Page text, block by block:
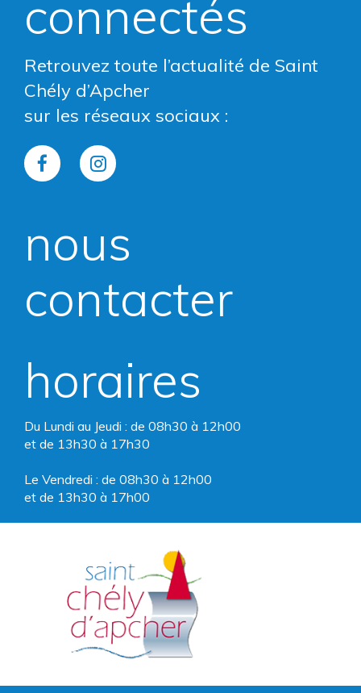
connectés
Retrouvez toute l’actualité de Saint
Chély d’Apcher
sur les réseaux sociaux :
Lien
le
Facebook
Lien
le
Instagram
nous
contacter
horaires
Du Lundi au Jeudi : de 08h30 à 12h00
et de 13h30 à 17h30
Le Vendredi : de 08h30 à 12h00
et de 13h30 à 17h00